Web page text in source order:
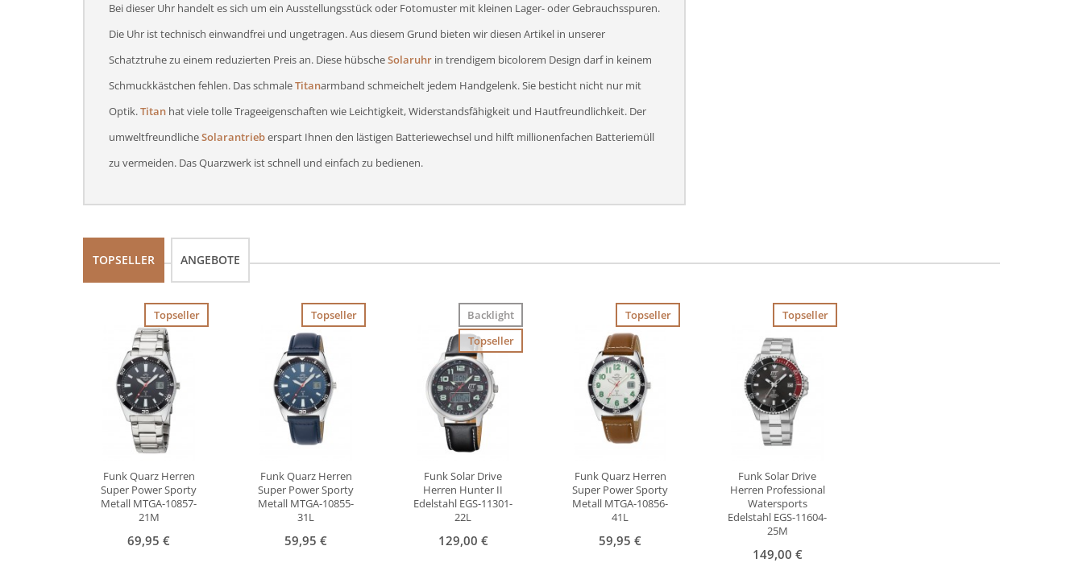
Bei dieser Uhr handelt es sich um ein Ausstellungsstück oder Fotomuster mit kleinen Lager- oder Gebrauchsspuren.
Die Uhr ist technisch einwandfrei und ungetragen. Aus diesem Grund bieten wir diesen Artikel in unserer
Schatztruhe zu einem reduzierten Preis an. Diese hübscheSolaruhr in trendigem bicolorem Design darf in keinem
Schmuckkästchen fehlen. Das schmaleTitanarmband schmeichelt jedem Handgelenk. Sie besticht nicht nur mit
Optik.Titan hat viele tolle Trageeigenschaften wie Leichtigkeit, Widerstandsfähigkeit und Hautfreundlichkeit. Der
umweltfreundlicheSolarantrieberspart Ihnen den lästigen Batteriewechsel und hilft millionenfachen Batteriemüll
zu vermeiden. Das Quarzwerk ist schnell und einfach zu bedienen.
TOPSELLER ANGEBOTE
Topseller
Funk Quarz Herren
Super Power Sporty
Metall MTGA-10857-
21M
69,95 €
Topseller
Funk Quarz Herren
Super Power Sporty
Metall MTGA-10855-
31L
59,95 €
Backlight
Topseller
Funk Solar Drive
Herren Hunter II
Edelstahl EGS-11301-
22L
129,00 €
Topseller
Funk Quarz Herren
Super Power Sporty
Metall MTGA-10856-
41L
59,95 €
Topseller
Funk Solar Drive
Herren Professional
Watersports
Edelstahl EGS-11604-
25M
149,00 €